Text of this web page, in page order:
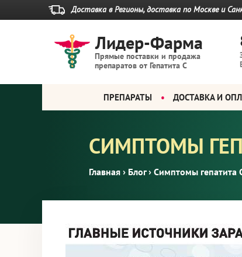
Доставка в Регионы, доставка по Москве и
Лидер-Фарма
Прямые поставки и продажа
препаратов от Гепатита С
ПРЕПАРАТЫ ДОСТАВКА И
СИМПТОМЫ
Главная › Блог› Симптомы гепатита